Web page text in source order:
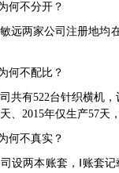
何不分开？
远两家公司注册地均
何不配比？
共有522台针织横机
、2015年仅生产57天
何不真实？
设两本账套，Ⅰ账套